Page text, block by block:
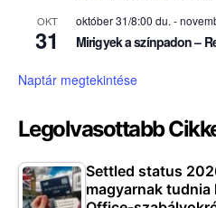
OKT
31
október 31/8:00 du. -
Mirigyek a színpadon –
Naptár megtekintése
Legolvasottabb
Settled status
magyarnak tudnia